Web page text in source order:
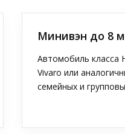
Минивэн до 8
Автомобиль класса
Vivaro или
семейных и